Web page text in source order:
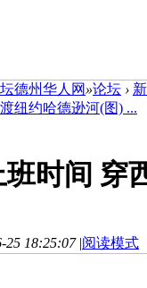
德州华人网 »论坛 ›
纽约哈德逊河(图) ...
时间 穿
25 18:25:07 |阅读模式